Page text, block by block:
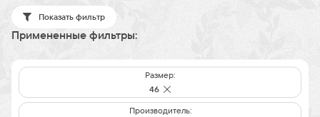
Показать фильтр
Примененные фильтры:
Размер:
46
Производитель: